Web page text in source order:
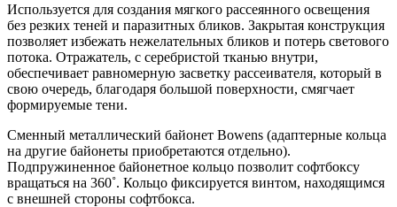
Используется для создания мягкого рассеянного освещения
без резких теней и паразитных бликов. Закрытая конструкция
позволяет избежать нежелательных бликов и потерь светового
потока. Отражатель, с серебристой тканью внутри,
обеспечивает равномерную засветку рассеивателя, который в
свою очередь, благодаря большой поверхности, смягчает
формируемые тени.
Сменный металлический байонет Bowens (адаптерные кольца
на другие байонеты приобретаются отдельно).
Подпружиненное байонетное кольцо позволит софтбоксу
вращаться на 360˚. Кольцо фиксируется винтом, находящимся
с внешней стороны софтбокса.